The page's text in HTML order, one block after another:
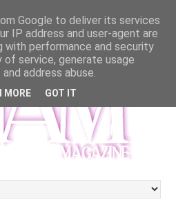
Google to deliver its services
IP address and user-agent are
with performance and security
service, generate usage
address abuse.
MORE GOT IT